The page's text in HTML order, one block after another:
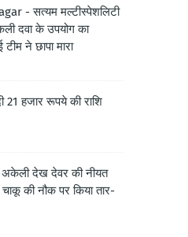
- सत्यम मल्टीस्पेशलिटी
दवा के उपयोग का
ने छापा मारा
21 हजार रूपये की राशि
अकेली देख देवर की नीयत
चाकू की नौक पर किया तार-